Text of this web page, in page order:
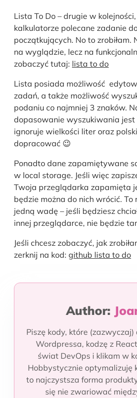
Lista To Do – drugie w
kalkulatorze polecane zadanie
początkujących. No to zrobiłam.
na wyglądzie, lecz na
zobaczyć tutaj: lista to do
Lista posiada możliwość
zadań, a także możliwość
podaniu co najmniej 3 znaków.
dopasowanie wyszukiwania jest
ignoruje wielkości liter oraz
dopracować 😉
Ponadto dane zapamiętywane
w local storage. Jeśli więc
Twoja przeglądarka zapamięta
będzie można do nich wrócić.
jedną wadę – jeśli będziesz
innej przeglądarce, nie będzie
Jeśli chcesz zobaczyć, jak
zerknij na kod: github lista to do
Author:
Piszę kody, które (zazwyczaj)
Wordpressa, kodzę z
świat DevOps i klikam w
Hobbystycznie optymalizuję
to najczystsza forma
się nie zwariować